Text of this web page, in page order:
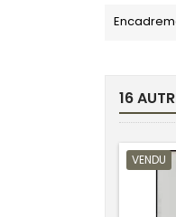
16
VENDU